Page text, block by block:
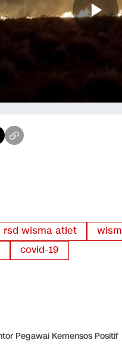
rsd wisma atlet
covid-19
Pegawai Kemensos Positif